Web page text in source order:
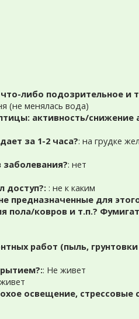
либо подозрительное и
(не менялась вода)
активность/снижение
за 1-2 часа?: на грудке
: нет
доступ?:: не к каким
предназначенные для
ковров и т.п.?
работ (пыль,
: Не живет
освещение, стрессовые